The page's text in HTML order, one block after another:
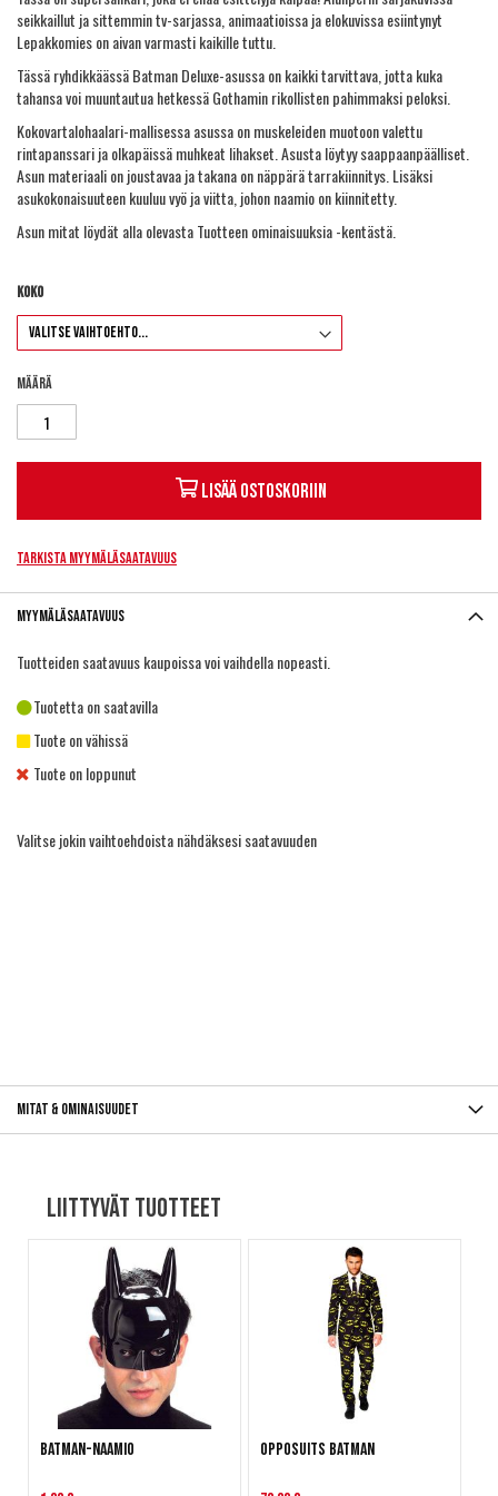
seikkaillut ja sittemmin tv-sarjassa, animaatioissa ja elokuvissa esiintynyt
Lepakkomies on aivan varmasti kaikille tuttu.
Tässä ryhdikkäässä Batman Deluxe-asussa on kaikki tarvittava, jotta kuka
tahansa voi muuntautua hetkessä Gothamin rikollisten pahimmaksi peloksi.
Kokovartalohaalari-mallisessa asussa on muskeleiden muotoon valettu
rintapanssari ja olkapäissä muhkeat lihakset. Asusta löytyy saappaanpäälliset.
Asun materiaali on joustavaa ja takana on näppärä tarrakiinnitys. Lisäksi
asukokonaisuuteen kuuluu vyö ja viitta, johon naamio on kiinnitetty.
Asun mitat löydät alla olevasta Tuotteen ominaisuuksia -kentästä.
Koko
Määrä
Lisää ostoskoriin
Tarkista myymäläsaatavuus
Myymäläsaatavuus
Tuotteiden saatavuus kaupoissa voi vaihdella nopeasti.
Tuotetta on saatavilla
Tuote on vähissä
Tuote on loppunut
Valitse jokin vaihtoehdoista nähdäksesi saatavuuden
Mitat & ominaisuudet
Liittyvät tuotteet
Batman-naamio OppoSuits Batman